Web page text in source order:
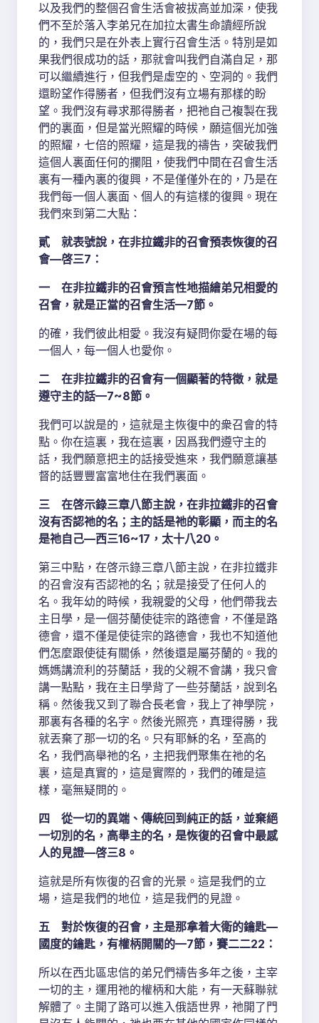
以及我們的整個召會生活會被拔高並加深，使我
們不至於落入李弟兄在加拉太書生命讀經所說
的，我們只是在外表上實行召會生活。特別是如
果我們很成功的話，那就會叫我們自滿自足，那
可以繼續進行，但我們是虛空的、空洞的。我們
還盼望作得勝者，但我們沒有立場有那樣的盼
望。我們沒有尋求那得勝者，把祂自己複製在我
們的裏面，但是當光照耀的時候，願這個光加強
的照耀，七倍的照耀，這是我的禱告，突破我們
這個人裏面任何的攔阻，使我們中間在召會生活
裏有一種內裏的復興，不是僅僅外在的，乃是在
我們每一個人裏面、個人的有這樣的復興。現在
我們來到第二大點：
貳 就表號說，在非拉鐵非的召會預表恢復的召
會—啓三7：
一 在非拉鐵非的召會預言性地描繪弟兄相愛的
召會，就是正當的召會生活—7節。
的確，我們彼此相愛。我沒有疑問你愛在場的每
一個人，每一個人也愛你。
二 在非拉鐵非的召會有一個顯著的特徵，就是
遵守主的話—7~8節。
我們可以說是的，這就是主恢復中的衆召會的特
點。你在這裏，我在這裏，因爲我們遵守主的
話，我們願意把主的話接受進來，我們願意讓基
督的話豐豐富富地住在我們裏面。
三 在啓示錄三章八節主說，在非拉鐵非的召會
沒有否認祂的名；主的話是祂的彰顯，而主的名
是祂自己—西三16~17，太十八20。
第三中點，在啓示錄三章八節主說，在非拉鐵非
的召會沒有否認祂的名；就是接受了任何人的
名。我年幼的時候，我親愛的父母，他們帶我去
主日學，是一個芬蘭使徒宗的路德會，不僅是路
德會，還不僅是使徒宗的路德會，我也不知道他
們怎麼跟使徒有關係，然後還是屬芬蘭的。我的
媽媽講流利的芬蘭話，我的父親不會講，我只會
講一點點，我在主日學背了一些芬蘭話，說到名
稱。然後我又到了聯合長老會，我上了神學院，
那裏有各種的名字。然後光照亮，真理得勝，我
就丟棄了那一切的名。只有耶穌的名，至高的
名，我們高舉祂的名，主把我們聚集在祂的名
裏，這是真實的，這是實際的，我們的確是這
樣，毫無疑問的。
四 從一切的異端、傳統回到純正的話，並棄絕
一切別的名，高舉主的名，是恢復的召會中最感
人的見證—啓三8。
這就是所有恢復的召會的光景。這是我們的立
場，這是我們的地位，這是我們的見證。
五 對於恢復的召會，主是那拿着大衛的鑰匙—
國度的鑰匙，有權柄開關的—7節，賽二二22：
所以在西北區忠信的弟兄們禱告多年之後，主宰
一切的主，運用祂的權柄和大能，有一天蘇聯就
解體了。主開了路可以進入俄語世界，祂開了門